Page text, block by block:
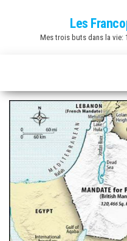
Les
Mes trois buts dans la vie: